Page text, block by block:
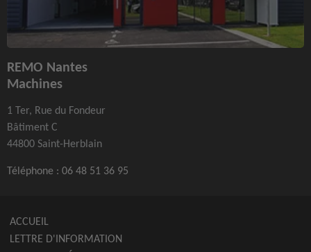
REMO Nantes
Machines
1 Ter, Rue du Fondeur
Bâtiment C
44800 Saint-Herblain
Téléphone : 06 48 51 36 95
ACCUEIL
LETTRE D'INFORMATION